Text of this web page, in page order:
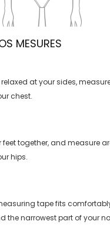
MESURES
at your sides,
chest.
feet together, and measure
hips.
tape fits
the narrowest part of your